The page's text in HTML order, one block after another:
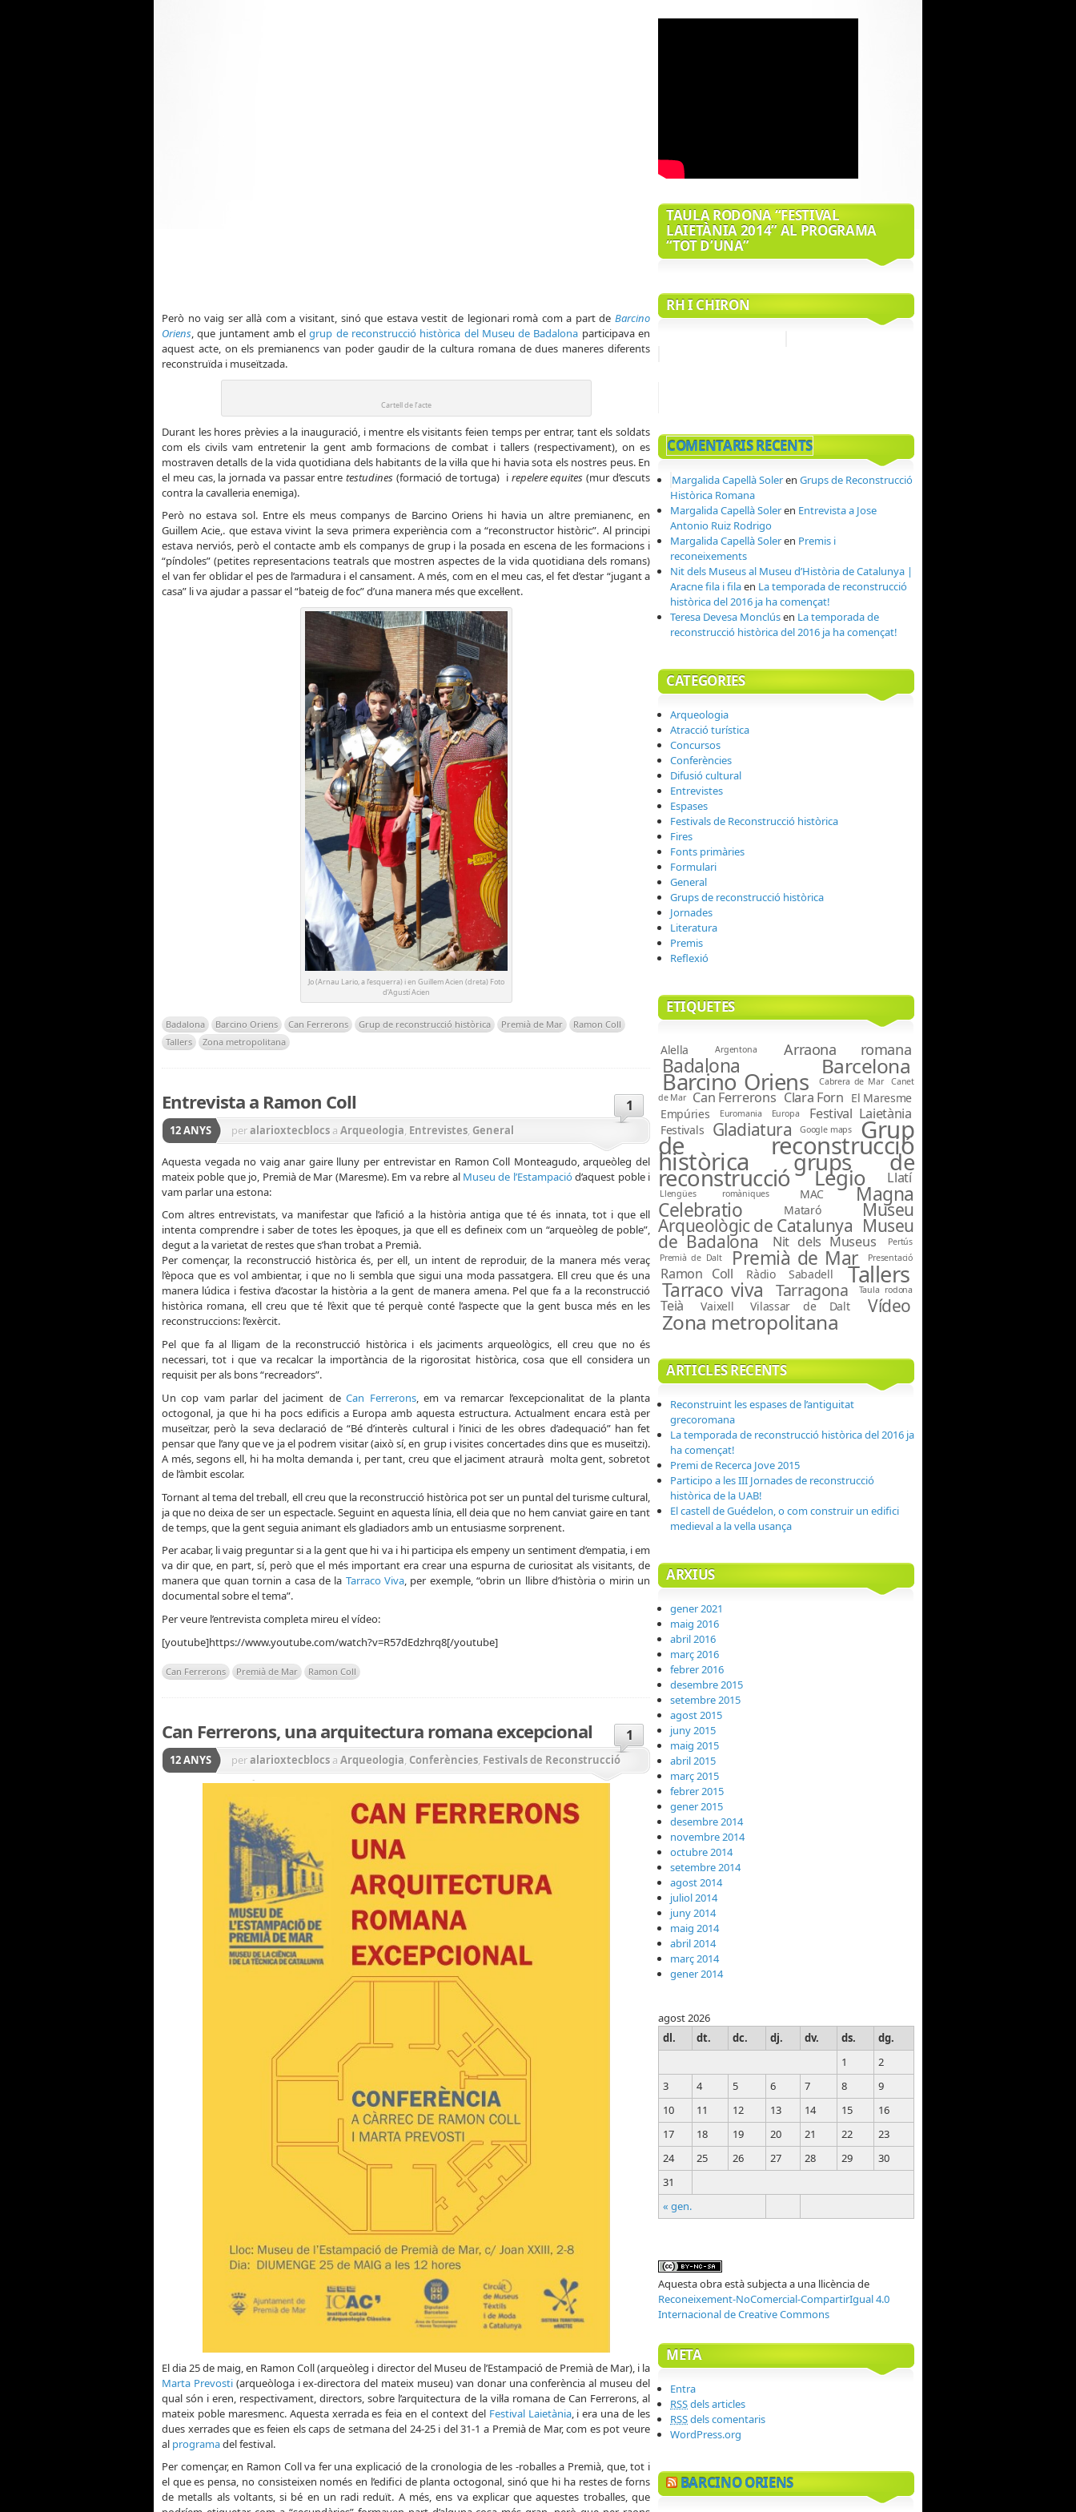
Però no vaig ser allà com a visitant, sinó que estava vestit de legionari romà com a part de Barcino
Oriens , que juntament amb elgrup de reconstrucció històrica del Museu de Badalona participava en
aquest acte, on els premianencs van poder gaudir de la cultura romana de dues maneres diferents
reconstruïda i museïtzada.
Cartell de l’acte
Durant les hores prèvies a la inauguració, i mentre els visitants feien temps per entrar, tant els soldats
com els civils vam entretenir la gent amb formacions de combat i tallers (respectivament), on es
mostraven detalls de la vida quotidiana dels habitants de la vil·la que hi havia sota els nostres peus. En
el meu cas, la jornada va passar entretestudines (formació de tortuga) i repelere equites(mur d’escuts
contra la cavalleria enemiga).
Però no estava sol. Entre els meus companys de Barcino Oriens hi havia un altre premianenc, en
Guillem Acie,. que estava vivint la seva primera experiència com a “reconstructor històric”. Al principi
estava nerviós, però el contacte amb els companys de grup i la posada en escena de les formacions i
“píndoles” (petites representacions teatrals que mostren aspectes de la vida quotidiana dels romans)
el van fer oblidar el pes de l’armadura i el cansament. A més, com en el meu cas, el fet d’estar “jugant a
casa” li va ajudar a passar el “bateig de foc” d’una manera més que excel·lent.
Jo (Arnau Lario, a l’esquerra) i en Guillem Acien (dreta) Foto
d’Agustí Acien
Badalona Barcino Oriens Can Ferrerons Grup de reconstrucció històrica Premià de Mar
Ramon Coll
Tallers
Zona metropolitana
Entrevista a Ramon Coll 1
12 ANYS peralarioxtecblocs a Arqueologia, Entrevistes, General
Aquesta vegada no vaig anar gaire lluny per entrevistar en Ramon Coll Monteagudo, arqueòleg del
mateix poble que jo, Premià de Mar (Maresme). Em va rebre al Museu de l’Estampaciód’aquest poble i
vam parlar una estona:
Com altres entrevistats, va manifestar que l’afició a la història antiga que té és innata, tot i que ell
intenta comprendre i saber de totes les èpoques, ja que ell es defineix com un “arqueòleg de poble”,
degut a la varietat de restes que s’han trobat a Premià.
Per començar, la reconstrucció històrica és, per ell, un intent de reproduir, de la manera més veraç
l’època que es vol ambientar, i que no li sembla que sigui una moda passatgera. Ell creu que és una
manera lúdica i festiva d’acostar la història a la gent de manera amena. Pel que fa a la reconstrucció
històrica romana, ell creu que té l’èxit que té perquè conté l’aspecte que la gent busca més en les
reconstruccions: l’exèrcit.
Pel que fa al lligam de la reconstrucció històrica i els jaciments arqueològics, ell creu que no és
necessari, tot i que va recalcar la importància de la rigorositat històrica, cosa que ell considera un
requisit per als bons “recreadors”.
Un cop vam parlar del jaciment deCan Ferrerons, em va remarcar l’excepcionalitat de la planta
octogonal, ja que hi ha pocs edificis a Europa amb aquesta estructura. Actualment encara està per
museïtzar, però la seva declaració de “Bé d’interès cultural i l’inici de les obres d’adequació” han fet
pensar que l’any que ve ja el podrem visitar (això sí, en grup i visites concertades dins que es museïtzi).
A més, segons ell, hi ha molta demanda i, per tant, creu que el jaciment atraurà molta gent, sobretot
de l’àmbit escolar.
Tornant al tema del treball, ell creu que la reconstrucció històrica pot ser un puntal del turisme cultural,
ja que no deixa de ser un espectacle. Seguint en aquesta línia, ell deia que no hem canviat gaire en tant
de temps, que la gent seguia animant els gladiadors amb un entusiasme sorprenent.
Per acabar, li vaig preguntar si a la gent que hi va i hi participa els empeny un sentiment d’empatia, i em
va dir que, en part, sí, però que el més important era crear una espurna de curiositat als visitants, de
manera que quan tornin a casa de la Tarraco Viva, per exemple, “obrin un llibre d’història o mirin un
documental sobre el tema”.
Per veure l’entrevista completa mireu el vídeo:
[youtube]https://www.youtube.com/watch?v=R57dEdzhrq8[/youtube]
Can Ferrerons Premià de Mar Ramon Coll
Can Ferrerons, una arquitectura romana excepcional 1
12 ANYS peralarioxtecblocs a Arqueologia Conferències Festivals de Reconstrucció
històrica,General
El dia 25 de maig, en Ramon Coll (arqueòleg i director del Museu de l’Estampació de Premià de Mar), i la
Marta Prevosti(arqueòloga i ex-directora del mateix museu) van donar una conferència al museu del
qual són i eren, respectivament, directors, sobre l’arquitectura de la vil·la romana de Can Ferrerons, al
mateix poble maresmenc. Aquesta xerrada es feia en el context del Festival Laietània, i era una de les
dues xerrades que es feien els caps de setmana del 24-25 i del 31-1 a Premià de Mar, com es pot veure
al programadel festival.
Per començar, en Ramon Coll va fer una explicació de la cronologia de les -roballes a Premià, que, tot i
el que es pensa, no consisteixen només en l’edifici de planta octogonal, sinó que hi ha restes de forns
de metalls als voltants, si bé en un radi reduït. A més, ens va explicar que aquestes troballes, que
TAULA RODONA “FESTIVAL
LAIETÀNIA 2014” AL PROGRAMA
“TOT D’UNA”
RH I CHIRON
COMENTARIS RECENTS
Margalida Capellà Soleren Grups de Reconstrucció
Històrica Romana
Margalida Capellà Soleren Entrevista a Jose
Antonio Ruiz Rodrigo
Margalida Capellà Soleren Premis i
reconeixements
Nit dels Museus al Museu d’Història de Catalunya |
Aracne fila i filaen La temporada de reconstrucció
històrica del 2016 ja ha començat!
Teresa Devesa Monclúsen La temporada de
reconstrucció històrica del 2016 ja ha començat!
CATEGORIES
Arqueologia
Atracció turística
Concursos
Conferències
Difusió cultural
Entrevistes
Espases
Festivals de Reconstrucció històrica
Fires
Fonts primàries
Formulari
General
Grups de reconstrucció històrica
Jornades
Literatura
Premis
Reflexió
ETIQUETES
Alella Argentona Arraona romana
Badalona Barcelona
Barcino Oriens Cabrera de Mar
Canet
de Mar
Can Ferrerons Clara Forn El Maresme
Empúries
Euromania Europa Festival Laietània
Festivals Gladiatura Google maps Grup
de reconstrucció
històrica grups de
reconstrucció Legio Llatí
Llengües romàniques MAC Magna
Celebratio Mataró Museu
Arqueològic de Catalunya Museu
de Badalona Nit dels Museus
Pertús
Premià de Dalt
Premià de Mar Presentació
Ramon Coll Ràdio Sabadell Tallers
Tarraco viva Tarragona Taula rodona
Teià Vaixell Vilassar de Dalt Vídeo
Zona metropolitana
ARTICLES RECENTS
Reconstruint les espases de l’antiguitat
grecoromana
La temporada de reconstrucció històrica del 2016 ja
ha començat!
Premi de Recerca Jove 2015
Participo a les III Jornades de reconstrucció
històrica de la UAB!
El castell de Guédelon, o com construir un edifici
medieval a la vella usança
ARXIUS
gener 2021
maig 2016
abril 2016
març 2016
febrer 2016
desembre 2015
setembre 2015
agost 2015
juny 2015
maig 2015
abril 2015
març 2015
febrer 2015
gener 2015
desembre 2014
novembre 2014
octubre 2014
setembre 2014
agost 2014
juliol 2014
juny 2014
maig 2014
abril 2014
març 2014
gener 2014
agost 2026
dl.
dt. dc. dj. dv. ds. dg.
« gen.
1
2
3
4 5 6 7 8
9
10
11 12 13 14 15
16
17
18 19 20 21 22
23
24
25 26 27 28 29
30
31
Aquesta obra està subjecta a una llicència de
Reconeixement-NoComercial-CompartirIgual 4.0
Internacional de Creative Commons
META
Entra
RSSdels articles
RSSdels comentaris
WordPress.org
BARCINO ORIENS